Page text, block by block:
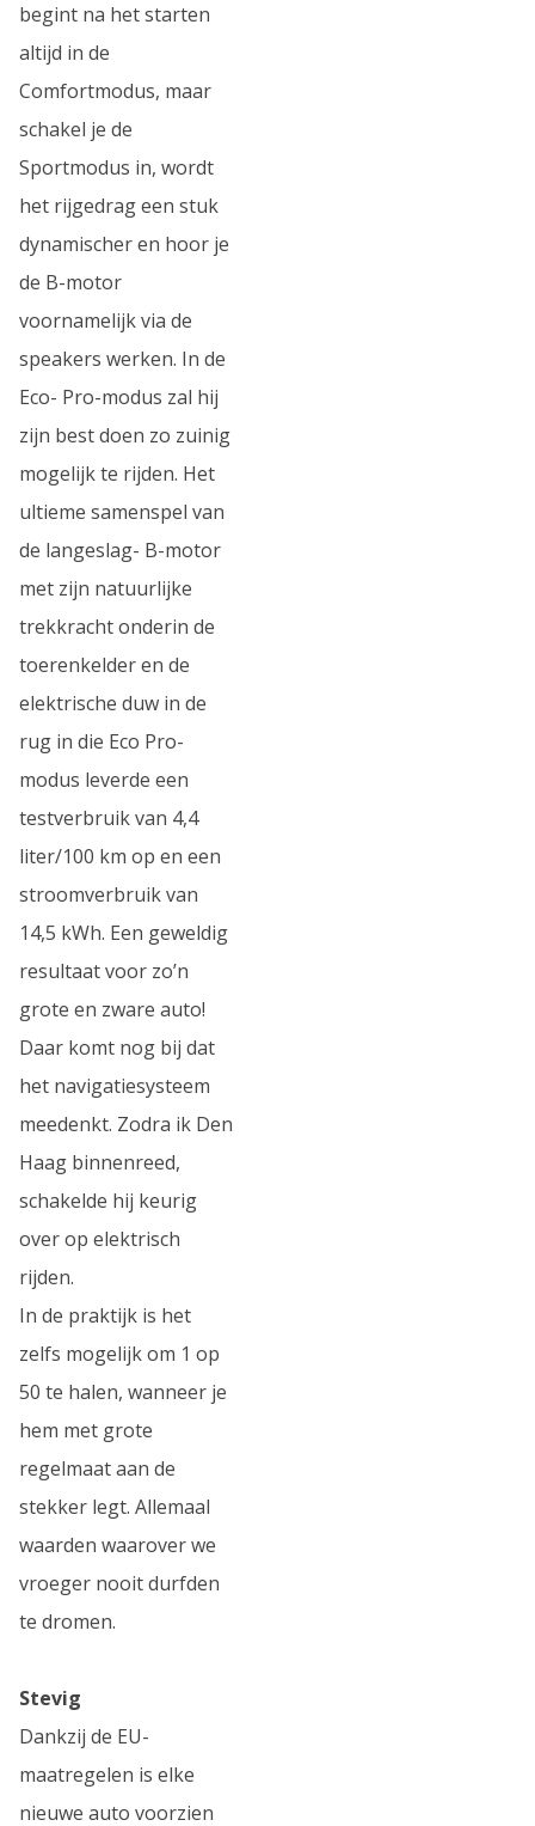
begint na het starten
altijd in de
Comfortmodus, maar
schakel je de
Sportmodus in, wordt
het rijgedrag een stuk
dynamischer en hoor je
de B-motor
voornamelijk via de
speakers werken. In de
Eco- Pro-modus zal hij
zijn best doen zo zuinig
mogelijk te rijden. Het
ultieme samenspel van
de langeslag- B-motor
met zijn natuurlijke
trekkracht onderin de
toerenkelder en de
elektrische duw in de
rug in die Eco Pro-
modus leverde een
testverbruik van 4,4
liter/100 km op en een
stroomverbruik van
14,5 kWh. Een geweldig
resultaat voor zo’n
grote en zware auto!
Daar komt nog bij dat
het navigatiesysteem
meedenkt. Zodra ik Den
Haag binnenreed,
schakelde hij keurig
over op elektrisch
rijden.
In de praktijk is het
zelfs mogelijk om 1 op
50 te halen, wanneer je
hem met grote
regelmaat aan de
stekker legt. Allemaal
waarden waarover we
vroeger nooit durfden
te dromen.
Stevig
Dankzij de EU-
maatregelen is elke
nieuwe auto voorzien